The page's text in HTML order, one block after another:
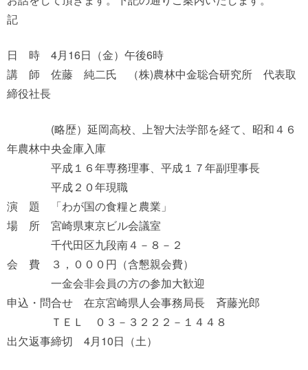
記
日 時 4月16日（金）午後6時
講 師 佐藤 純二氏 （株)農林中金聡合研究所 代表取
締役社長
(略歴）延岡高校、上智大法学部を経て、昭和４６
年農林中央金庫入庫
平成１６年専務理事、平成１７年副理事長
平成２０年現職
演 題 「わが国の食糧と農業」
場 所 宮崎県東京ビル会議室
千代田区九段南４－８－２
会 費 ３，０００円（含懇親会費）
一金会非会員の方の参加大歓迎
申込・問合せ 在京宮崎県人会事務局長 斉藤光郎
ＴＥＬ ０３－３２２２－１４４８
出欠返事締切 4月10日（土）